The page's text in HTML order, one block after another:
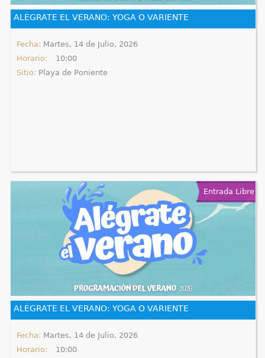
e
t
u
í
ALÉGRATE EL VERANO: YOGA O VARIENTE
Fecha: Martes, 14 de Julio, 2026
Horario:
10:00
Sitio: Playa de Poniente
Entrada Libre
ALÉGRATE EL VERANO: YOGA O VARIENTE
Fecha: Martes, 14 de Julio, 2026
Horario:
10:00